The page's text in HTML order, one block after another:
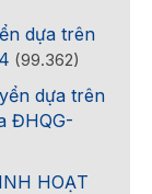
dựa trên
(99.362)
dựa trên
ĐHQG-
HOẠT